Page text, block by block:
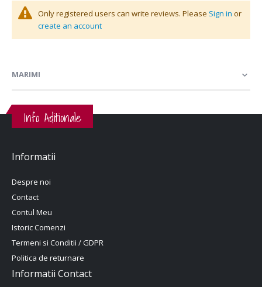
Only registered users can write reviews. Please Sign in or
create an account
MARIMI
Info Aditionale
Informatii
Despre noi
Contact
Contul Meu
Istoric Comenzi
Termeni si Conditii / GDPR
Politica de returnare
Informatii Contact